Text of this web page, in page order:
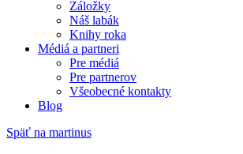
Záložky
Náš labák
Knihy roka
Médiá a partneri
Pre médiá
Pre partnerov
Všeobecné kontakty
Blog
Späť na martinus